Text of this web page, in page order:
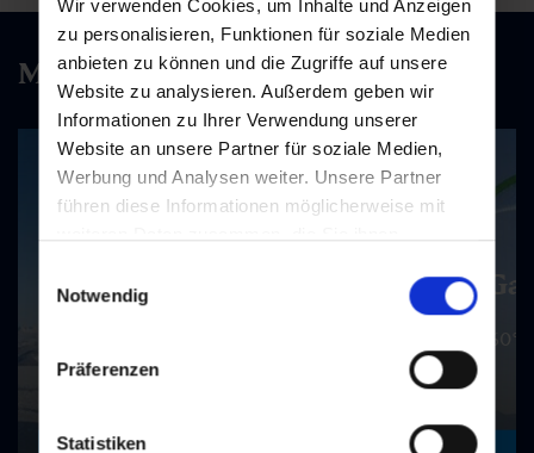
Wir verwenden Cookies, um Inhalte und Anzeigen
zu personalisieren, Funktionen für soziale Medien
anbieten zu können und die Zugriffe auf unsere
Website zu analysieren. Außerdem geben wir
Informationen zu Ihrer Verwendung unserer
Website an unsere Partner für soziale Medien,
Werbung und Analysen weiter. Unsere Partner
führen diese Informationen möglicherweise mit
Nutzung der Dienste gesammelt haben.
Notwendig
Präferenzen
Statistiken
Mehr als Skifahren
Action gefällig?